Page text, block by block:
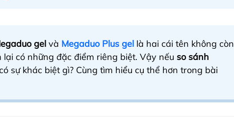
gel và Megaduo Plus gel là hai cái tên không còn
có những đặc điểm riêng biệt. Vậy nếu so sánh
sự khác biệt gì? Cùng tìm hiểu cụ thể hơn trong bài